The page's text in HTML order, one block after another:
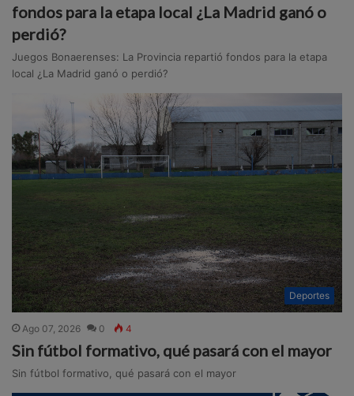
fondos para la etapa local ¿La Madrid ganó o
perdió?
Juegos Bonaerenses: La Provincia repartió fondos para la etapa
local ¿La Madrid ganó o perdió?
Deportes
Ago 07, 2026 0 4
Sin fútbol formativo, qué pasará con el mayor
Sin fútbol formativo, qué pasará con el mayor